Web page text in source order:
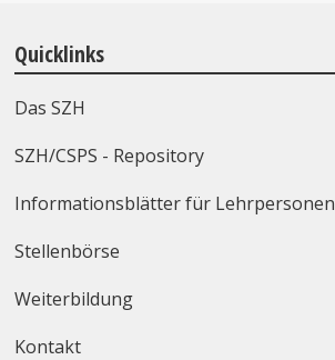
Quicklinks
Das SZH
SZH/CSPS - Repository
Informationsblätter für Lehrpersonen
Stellenbörse
Weiterbildung
Kontakt